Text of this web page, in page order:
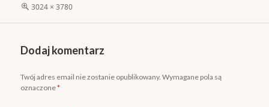
Pełny
3024 × 3780
Dodaj komentarz
Twój adres email nie zostanie opublikowany. Wymagane pola są
oznaczone*